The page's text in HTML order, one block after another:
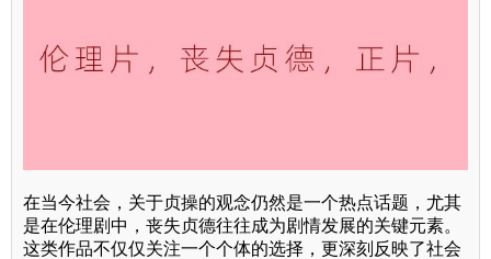
在当今社会，关于贞操的观念仍然是一个热点话题，尤其
是在伦理剧中，丧失贞德往往成为剧情发展的关键元素。
这类作品不仅仅关注一个个体的选择，更深刻反映了社会